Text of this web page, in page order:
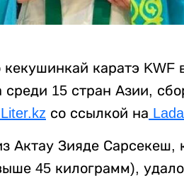
каратэ KWF
среди 15 стран Азии,
Liter.kz со ссылкой на
Актау Зияде Сарсекеш,
45 килограмм),